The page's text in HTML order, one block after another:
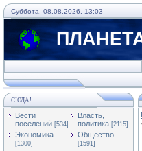
Суббота, 08.08.2026, 13:03
ПЛАНЕТА
СЮДА!
Вести
поселений [534]
Власть,
политика [2115]
Экономика
[1300]
Общество
[1591]